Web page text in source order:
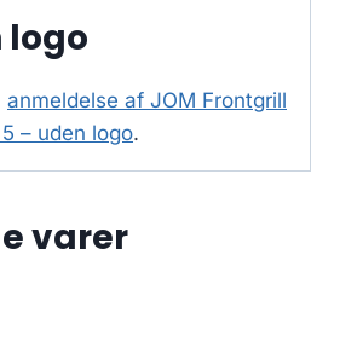
logo
anmeldelse af JOM Frontgrill
– uden logo.
varer